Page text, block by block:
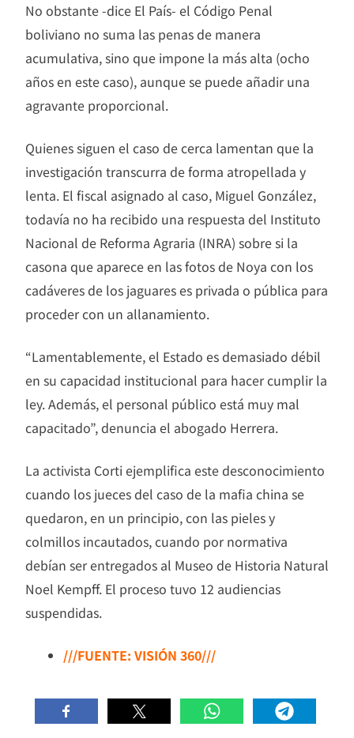
No obstante -dice El País- el Código Penal
boliviano no suma las penas de manera
acumulativa, sino que impone la más alta (ocho
años en este caso), aunque se puede añadir una
agravante proporcional.
Quienes siguen el caso de cerca lamentan que la
investigación transcurra de forma atropellada y
lenta. El fiscal asignado al caso, Miguel González,
todavía no ha recibido una respuesta del Instituto
Nacional de Reforma Agraria (INRA) sobre si la
casona que aparece en las fotos de Noya con los
cadáveres de los jaguares es privada o pública para
proceder con un allanamiento.
“Lamentablemente, el Estado es demasiado débil
en su capacidad institucional para hacer cumplir la
ley. Además, el personal público está muy mal
capacitado”, denuncia el abogado Herrera.
La activista Corti ejemplifica este desconocimiento
cuando los jueces del caso de la mafia china se
quedaron, en un principio, con las pieles y
colmillos incautados, cuando por normativa
debían ser entregados al Museo de Historia Natural
Noel Kempff. El proceso tuvo 12 audiencias
suspendidas.
///FUENTE: VISIÓN 360///